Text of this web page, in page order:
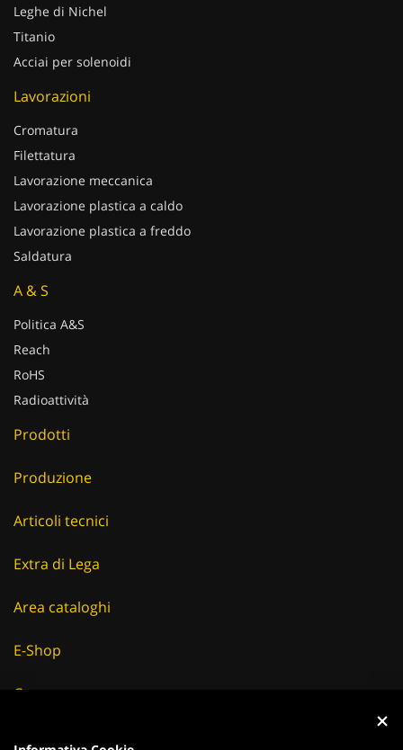
Leghe di Nichel
Titanio
Acciai per solenoidi
Lavorazioni
Cromatura
Filettatura
Lavorazione meccanica
Lavorazione plastica a caldo
Lavorazione plastica a freddo
Saldatura
A & S
Politica A&S
Reach
RoHS
Radioattività
Prodotti
Produzione
Articoli tecnici
Extra di Lega
Area cataloghi
E-Shop
Careers